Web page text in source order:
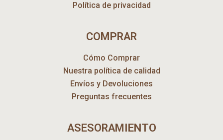
Política de privacidad
COMPRAR
Cómo Comprar
Nuestra política de calidad
Envíos y Devoluciones
Preguntas frecuentes
ASESORAMIENTO